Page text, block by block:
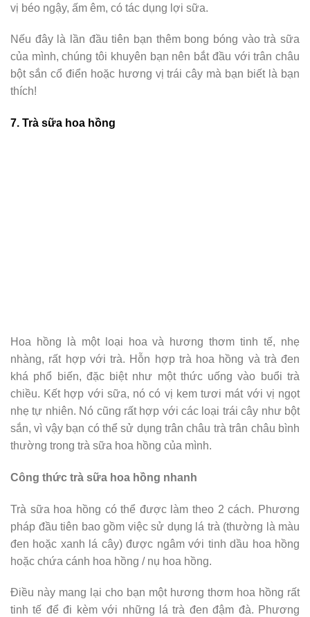
vị béo ngậy, ấm êm, có tác dụng lợi sữa.
Nếu đây là lần đầu tiên bạn thêm bong bóng vào trà sữa
của mình, chúng tôi khuyên bạn nên bắt đầu với trân châu
bột sắn cổ điển hoặc hương vị trái cây mà bạn biết là bạn
thích!
7. Trà sữa hoa hồng
Hoa hồng là một loại hoa và hương thơm tinh tế, nhẹ
nhàng, rất hợp với trà. Hỗn hợp trà hoa hồng và trà đen
khá phổ biến, đặc biệt như một thức uống vào buổi trà
chiều. Kết hợp với sữa, nó có vị kem tươi mát với vị ngọt
nhẹ tự nhiên. Nó cũng rất hợp với các loại trái cây như bột
sắn, vì vậy bạn có thể sử dụng trân châu trà trân châu bình
thường trong trà sữa hoa hồng của mình.
Công thức trà sữa hoa hồng nhanh
Trà sữa hoa hồng có thể được làm theo 2 cách. Phương
pháp đầu tiên bao gồm việc sử dụng lá trà (thường là màu
đen hoặc xanh lá cây) được ngâm với tinh dầu hoa hồng
hoặc chứa cánh hoa hồng / nụ hoa hồng.
Điều này mang lại cho bạn một hương thơm hoa hồng rất
tinh tế để đi kèm với những lá trà đen đậm đà. Phương